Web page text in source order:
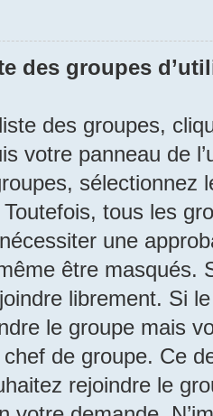
des groupes
des groupes,
votre panneau de
sélectionnez
tous les
une
être
librement. Si
le groupe mais
de groupe. Ce
rejoindre le